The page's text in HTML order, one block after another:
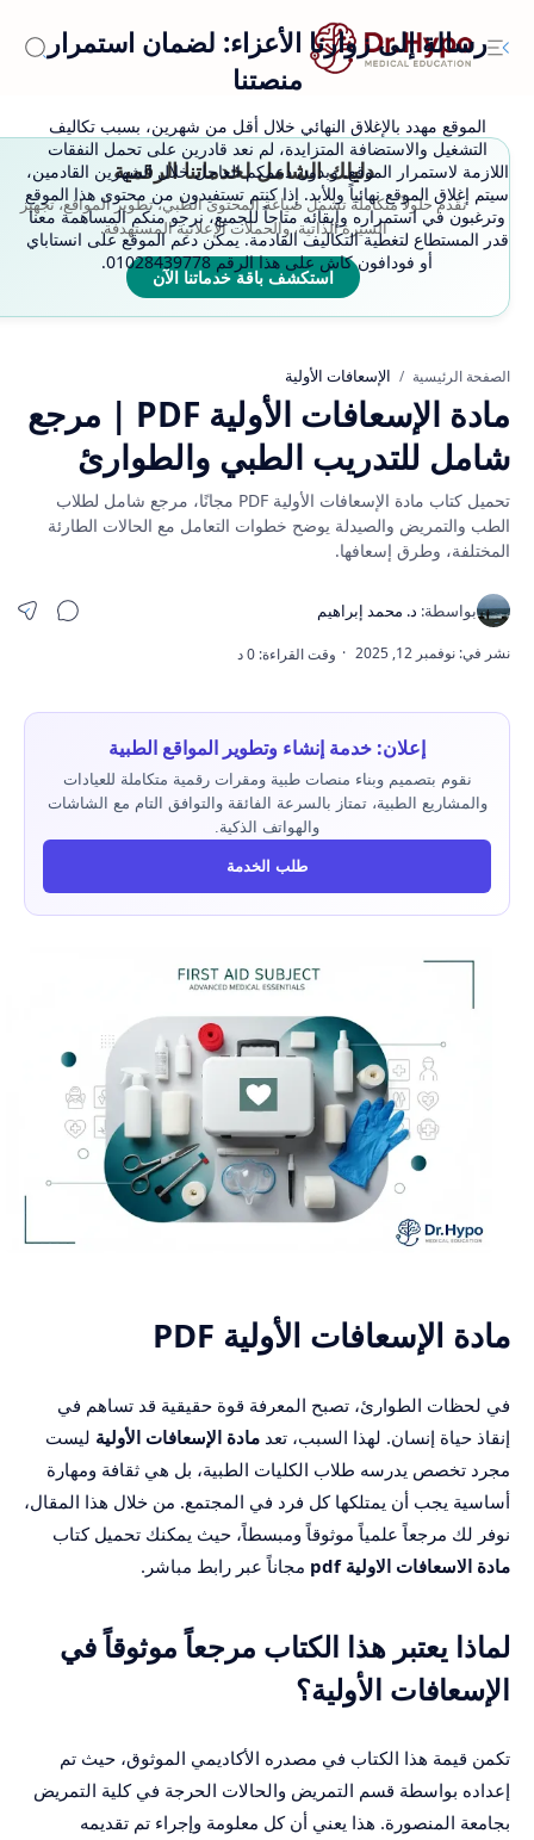
رسالة إلى زوارنا الأعزاء: لضمان استمرار
منصتنا
الموقع مهدد بالإغلاق النهائي خلال أقل من شهرين، بسبب تكاليف
التشغيل والاستضافة المتزايدة، لم نعد قادرين على تحمل النفقات
اللازمة لاستمرار الموقع. وبدون دعمكم العاجل خلال الشهرين القادمين،
سيتم إغلاق الموقع نهائياً وللأبد. إذا كنتم تستفيدون من محتوى هذا الموقع
وترغبون في استمراره وإبقائه متاحاً للجميع، نرجو منكم المساهمة معنا
قدر المستطاع لتغطية التكاليف القادمة. يمكن دعم الموقع على انستاباي
أو فودافون كاش على هذا الرقم 01028439778.
دليلك الشامل لخدماتنا الرقمية
نقدم حلولاً متكاملة تشمل صياغة المحتوى الطبي، تطوير المواقع، تجهيز
السيرة الذاتية، والحملات الإعلانية المستهدفة.
استكشف باقة خدماتنا الآن
الصفحة الرئيسية الإسعافات الأولية
مادة الإسعافات الأولية PDF | مرجع
شامل للتدريب الطبي والطوارئ
تحميل كتاب مادة الإسعافات الأولية PDF مجانًا، مرجع شامل لطلاب
الطب والتمريض والصيدلة يوضح خطوات التعامل مع الحالات الطارئة
المختلفة، وطرق إسعافها.
إعلان: خدمة إنشاء وتطوير المواقع الطبية
نقوم بتصميم وبناء منصات طبية ومقرات رقمية متكاملة للعيادات
والمشاريع الطبية، تمتاز بالسرعة الفائقة والتوافق التام مع الشاشات
والهواتف الذكية.
طلب الخدمة
مادة الإسعافات الأولية PDF
في لحظات الطوارئ، تصبح المعرفة قوة حقيقية قد تساهم في
إنقاذ حياة إنسان. لهذا السبب، تعد مادة الإسعافات الأولية ليست
مجرد تخصص يدرسه طلاب الكليات الطبية، بل هي ثقافة ومهارة
أساسية يجب أن يمتلكها كل فرد في المجتمع. من خلال هذا المقال،
نوفر لك مرجعاً علمياً موثوقاً ومبسطاً، حيث يمكنك تحميل كتاب
مادة الاسعافات الاولية pdf
مجاناً عبر رابط مباشر.
لماذا يعتبر هذا الكتاب مرجعاً موثوقاً في
الإسعافات الأولية؟
تكمن قيمة هذا الكتاب في مصدره الأكاديمي الموثوق، حيث تم
إعداده بواسطة قسم التمريض والحالات الحرجة في كلية التمريض
بجامعة المنصورة. هذا يعني أن كل معلومة وإجراء تم تقديمه